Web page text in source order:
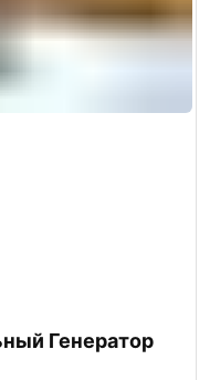
Генератор